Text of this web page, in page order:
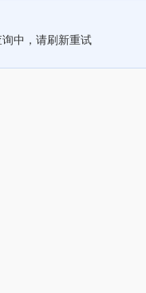
中，请刷新重试